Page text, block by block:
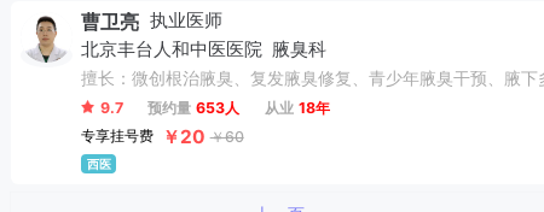
曹卫亮 执业医师
北京丰台人和中医医院 腋臭科
擅长：微创根治腋臭、复发腋臭修复、青少年腋臭干预、腋下
9.7 预约量 653人 从业 18年
专享挂号费
￥20 ￥60
西医